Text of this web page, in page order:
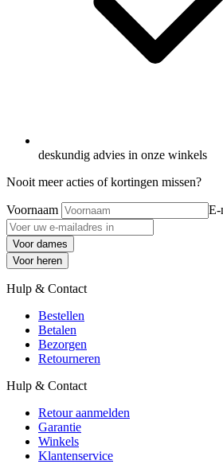
deskundig advies in onze winkels
Nooit meer acties of kortingen missen?
Voornaam E-
Voor dames
Voor heren
Hulp & Contact
Bestellen
Betalen
Bezorgen
Retourneren
Hulp & Contact
Retour aanmelden
Garantie
Winkels
Klantenservice